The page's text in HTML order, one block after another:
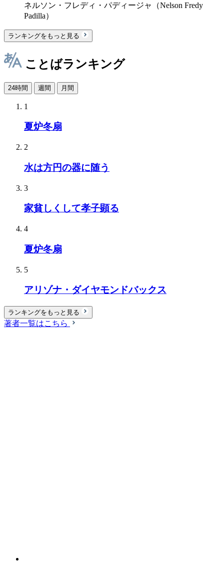
ネルソン・フレディ・パディージャ（Nelson Fredy
Padilla）
ランキングをもっと見る
ことばランキング
24時間 週間 月間
1
夏炉冬扇
2
水は方円の器に随う
3
家貧しくして孝子顕る
4
夏炉冬扇
5
アリゾナ・ダイヤモンドバックス
ランキングをもっと見る
著者一覧はこちら